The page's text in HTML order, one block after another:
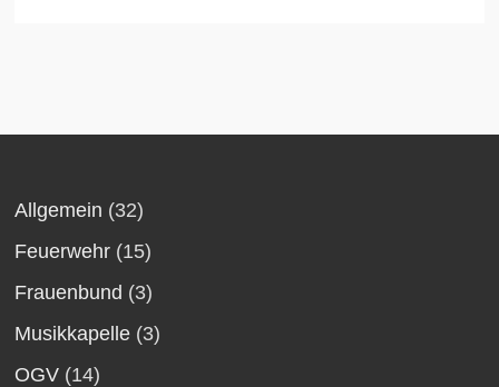
Allgemein (32)
Feuerwehr (15)
Frauenbund (3)
Musikkapelle (3)
OGV (14)